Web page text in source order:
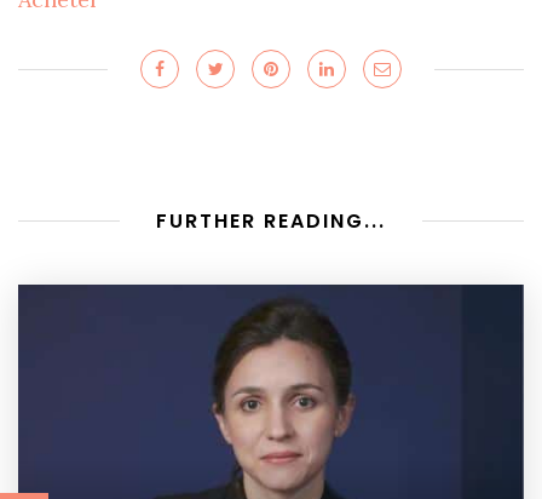
FURTHER READING...